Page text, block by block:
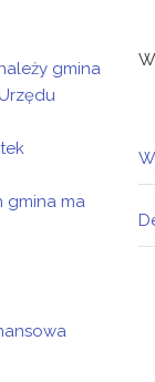
gmina
gmina ma